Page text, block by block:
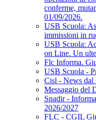
conferme,
01/09/2026.
USB Scuola:
immissioni in
USB Scuola:
on Line. Un
Flc Informa.
USB Scuola -
Cisl - News dal
Messaggio del
Snadir -
2026/2027
FLC - CGIL